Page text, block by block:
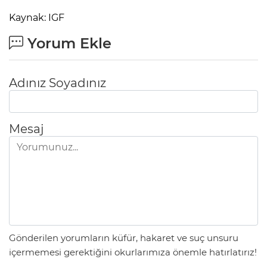
Kaynak: IGF
Yorum Ekle
Adınız Soyadınız
Mesaj
Gönderilen yorumların küfür, hakaret ve suç unsuru
içermemesi gerektiğini okurlarımıza önemle hatırlatırız!